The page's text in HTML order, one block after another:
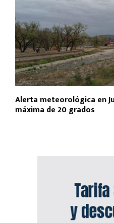
Alerta meteorológica en
máxima de 20 grados